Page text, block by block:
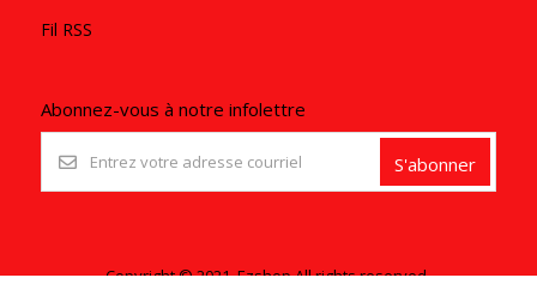
Fil RSS
Abonnez-vous à notre infolettre
S'abonner
Copyright © 2021. Ezshop All rights reserved.